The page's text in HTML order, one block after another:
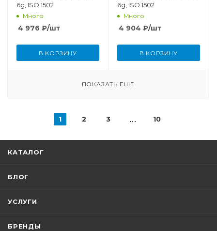
6g, ISO 1502
Много
4 976 ₽/шт
В КОРЗИНУ
6g, ISO 1502
Много
4 904 ₽/шт
В КОРЗИНУ
ПОКАЗАТЬ ЕЩЕ
1 2 3 10
КАТАЛОГ
БЛОГ
УСЛУГИ
БРЕНДЫ